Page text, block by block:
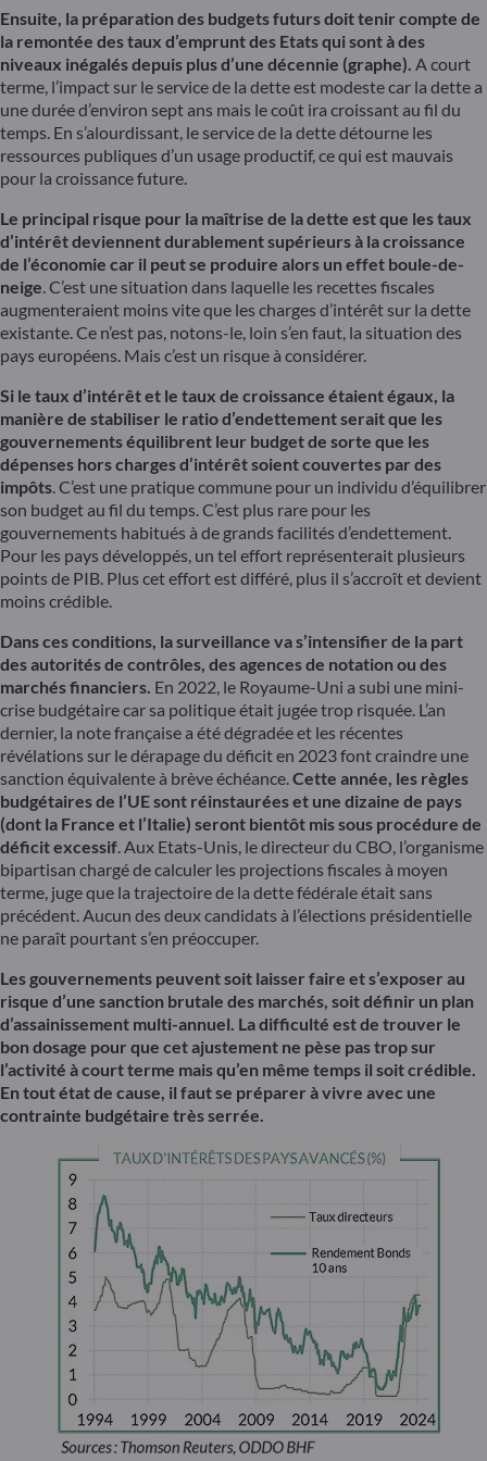
Ensuite, la préparation des budgets futurs doit tenir compte de
la remontée des taux d’emprunt des Etats qui sont à des
niveaux inégalés depuis plus d’une décennie (graphe). A court
terme, l’impact sur le service de la dette est modeste car la dette a
une durée d’environ sept ans mais le coût ira croissant au fil du
temps. En s’alourdissant, le service de la dette détourne les
ressources publiques d’un usage productif, ce qui est mauvais
pour la croissance future.
Le principal risque pour la maîtrise de la dette est que les taux
d’intérêt deviennent durablement supérieurs à la croissance
de l’économie car il peut se produire alors un effet boule-de-
neige. C’est une situation dans laquelle les recettes fiscales
augmenteraient moins vite que les charges d’intérêt sur la dette
existante. Ce n’est pas, notons-le, loin s’en faut, la situation des
pays européens. Mais c’est un risque à considérer.
Si le taux d’intérêt et le taux de croissance étaient égaux, la
manière de stabiliser le ratio d’endettement serait que les
gouvernements équilibrent leur budget de sorte que les
dépenses hors charges d’intérêt soient couvertes par des
impôts. C’est une pratique commune pour un individu d’équilibrer
son budget au fil du temps. C’est plus rare pour les
gouvernements habitués à de grands facilités d’endettement.
Pour les pays développés, un tel effort représenterait plusieurs
points de PIB. Plus cet effort est différé, plus il s’accroît et devient
moins crédible.
Dans ces conditions, la surveillance va s’intensifier de la part
des autorités de contrôles, des agences de notation ou des
marchés financiers. En 2022, le Royaume-Uni a subi une mini-
crise budgétaire car sa politique était jugée trop risquée. L’an
dernier, la note française a été dégradée et les récentes
révélations sur le dérapage du déficit en 2023 font craindre une
sanction équivalente à brève échéance.Cette année, les règles
budgétaires de l’UE sont réinstaurées et une dizaine de pays
(dont la France et l’Italie) seront bientôt mis sous procédure de
déficit excessif. Aux Etats-Unis, le directeur du CBO, l’organisme
bipartisan chargé de calculer les projections fiscales à moyen
terme, juge que la trajectoire de la dette fédérale était sans
précédent. Aucun des deux candidats à l’élections présidentielle
ne paraît pourtant s’en préoccuper.
Les gouvernements peuvent soit laisser faire et s’exposer au
risque d’une sanction brutale des marchés, soit définir un plan
d’assainissement multi-annuel. La difficulté est de trouver le
bon dosage pour que cet ajustement ne pèse pas trop sur
l’activité à court terme mais qu’en même temps il soit crédible.
En tout état de cause, il faut se préparer à vivre avec une
contrainte budgétaire très serrée.